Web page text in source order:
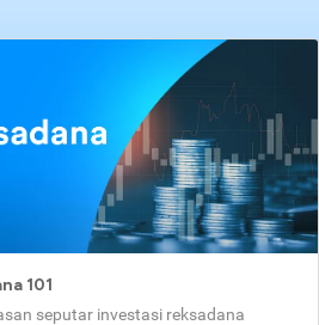
101
seputar investasi reksadana